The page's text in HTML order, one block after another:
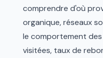
comprendre d'où
organique, réseaux
le comportement
visitées, taux de